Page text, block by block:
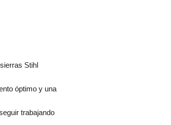
Stihl
óptimo y una
trabajando